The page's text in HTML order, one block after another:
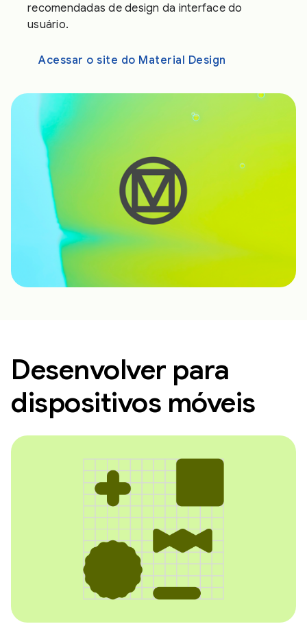
recomendadas de design da interface do
usuário.
Acessar o site do Material Design
Desenvolver para
dispositivos móveis